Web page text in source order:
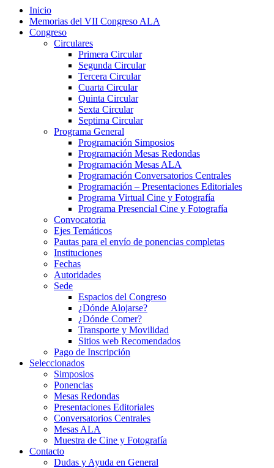
Inicio
Memorias del VII Congreso ALA
Congreso
Circulares
Primera Circular
Segunda Circular
Tercera Circular
Cuarta Circular
Quinta Circular
Sexta Circular
Septima Circular
Programa General
Programación Simposios
Programación Mesas Redondas
Programación Mesas ALA
Programación Conversatorios Centrales
Programación – Presentaciones Editoriales
Programa Virtual Cine y Fotografía
Programa Presencial Cine y Fotografía
Convocatoria
Ejes Temáticos
Pautas para el envío de ponencias completas
Instituciones
Fechas
Autoridades
Sede
Espacios del Congreso
¿Dónde Alojarse?
¿Dónde Comer?
Transporte y Movilidad
Sitios web Recomendados
Pago de Inscripción
Seleccionados
Simposios
Ponencias
Mesas Redondas
Presentaciones Editoriales
Conversatorios Centrales
Mesas ALA
Muestra de Cine y Fotografía
Contacto
Dudas y Ayuda en General